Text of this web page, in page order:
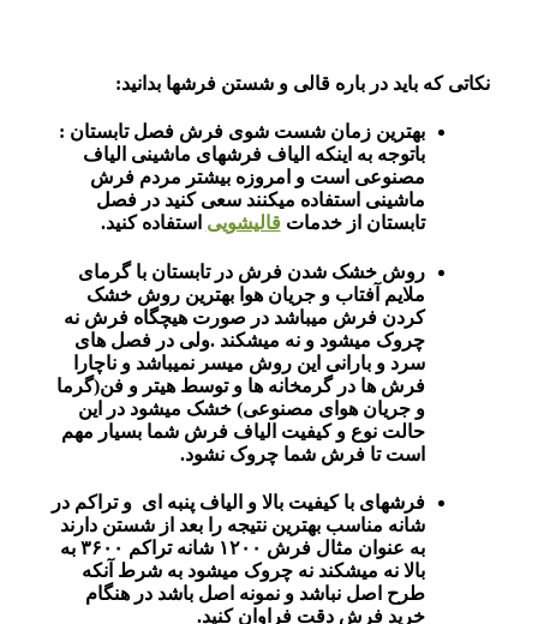
نکاتی که باید در باره قالی و شستن فرشها بدانید:
بهترین زمان شست شوی فرش فصل تابستان :
باتوجه به اینکه الیاف فرشهای ماشینی الیاف
مصنوعی است و امروزه بیشتر مردم فرش
ماشینی استفاده میکنند سعی کنید در فصل
تابستان از خدماتقالیشویی استفاده کنید.
روش خشک شدن فرش در تابستان با گرمای
ملایم آفتاب و جریان هوا بهترین روش خشک
کردن فرش میباشد در صورت هیچگاه فرش نه
چروک میشود و نه میشکند .ولی در فصل های
سرد و بارانی این روش میسر نمیباشد و ناچارا
فرش ها در گرمخانه ها و توسط هیتر و فن(گرما
و جریان هوای مصنوعی) خشک میشود در این
حالت نوع و کیفیت الیاف فرش شما بسیار مهم
است تا فرش شما چروک نشود.
فرشهای با کیفیت بالا و الیاف پنبه ای و تراکم در
شانه مناسب بهترین نتیجه را بعد از شستن دارند
به عنوان مثال فرش ۱۲۰۰ شانه تراکم ۳۶۰۰ به
بالا نه میشکند نه چروک میشود به شرط آنکه
طرح اصل نباشد و نمونه اصل باشد در هنگام
خرید فرش دقت فراوان کنید.